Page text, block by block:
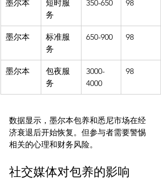
墨尔本
短时服
务
350-650 98
墨尔本
标准服
务
650-900 98
墨尔本
包夜服
务
3000-
4000
98
数据显示，墨尔本包养和悉尼市场在经
济衰退后开始恢复。但参与者需要警惕
社交媒体对包养的影响